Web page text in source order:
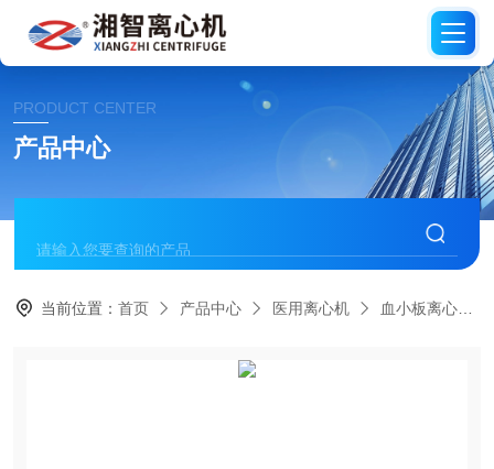
PRODUCT CENTER
产品中心
当前位置：首页 产品中心 医用离心机 血小板离心机